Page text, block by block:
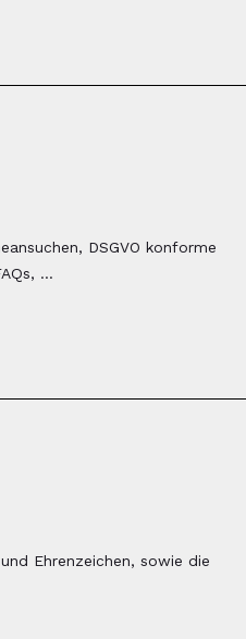
DSGVO konforme
...
Ehrenzeichen, sowie die